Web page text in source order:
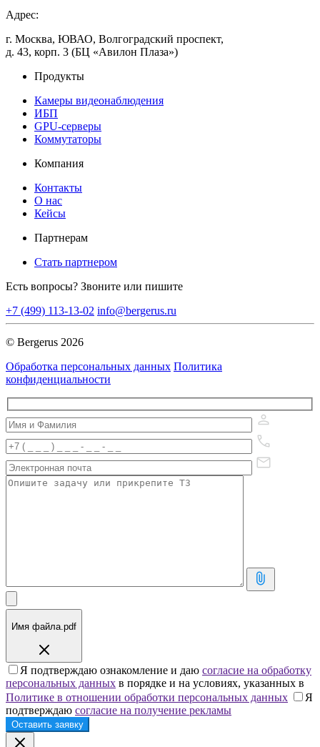
Адрес:
г. Москва, ЮВАО, Волгоградский проспект,
д. 43, корп. 3 (БЦ «Авилон Плаза»)
Продукты
Камеры видеонаблюдения
ИБП
GPU-серверы
Коммутаторы
Компания
Контакты
О нас
Кейсы
Партнерам
Стать партнером
Есть вопросы? Звоните или пишите
+7 (499) 113-13-02 info@bergerus.ru
© Bergerus 2026
Обработка персональных данных Политика
конфиденциальности
Имя файла.pdf
Я подтверждаю ознакомление и даю согласие на обработку
персональных данных в порядке и на условиях, указанных в
Политике в отношении обработки персональных данных
Я
подтверждаю согласие на получение рекламы